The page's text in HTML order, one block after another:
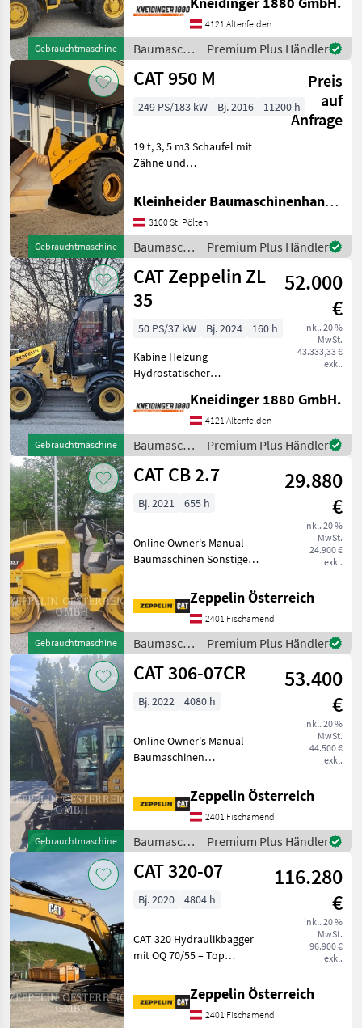
Gebrauchtmaschine
Palettengabel Schaufel 3.
Funktion hydraulische
Geräteverriegelung
Baumaschinen Radlad
4121 Altenfelden
Baumaschinen
/ CAT
Premium Plus Händler
Gebrauchtmaschine
CAT 950 M
Preis
auf
Anfrage
249 PS/183 kW Bj. 2016 11200 h
19 t, 3, 5 m3 Schaufel mit
Zähne und
Command steer. Klima,
Lastdämpfung,
Zentralschmierung, sehr
gepflegter Zustand,
deutsche Straßenzulassung
Baum
Kleinheider Baumaschinenhandel GmbH.
3100 St. Pölten
Baumaschinen
/ CAT
Premium Plus Händler
Gebrauchtmaschine
CAT Zeppelin ZL
35
52.000
€
inkl. 20 %
MwSt.
43.333,33 €
exkl.
50 PS/37 kW Bj. 2024
160 h
Kabine Heizung
Hydrostatischer
Planetenantriebe
Vorderachse: Differenzial,
selbstsperrend (45 %)
Vorder- und Hinterachse in
HD Ausfü
Kneidinger 1880 GmbH.
4121 Altenfelden
Baumaschinen
/ CAT
Premium Plus Händler
Gebrauchtmaschine
CAT CB 2.7
29.880
€
inkl. 20 %
MwSt.
24.900 €
exkl.
Bj. 2021 655 h
Online Owner's Manual
Baumaschinen Sonstige
Zeppelin Österreich
2401 Fischamend
Baumaschinen
/ CAT
Premium Plus Händler
Gebrauchtmaschine
CAT 306-07CR
53.400
€
inkl. 20 %
MwSt.
44.500 €
exkl.
Bj. 2022 4080 h
Online Owner's Manual
Baumaschinen
Zeppelin Österreich
2401 Fischamend
Baumaschinen
/ CAT
Premium Plus Händler
CAT 320-07
116.280
€
inkl. 20 %
MwSt.
96.900 €
exkl.
Bj. 2020 4804 h
CAT 320 Hydraulikbagger
mit OQ 70/55 – Top
verfügbar (English below).
Letzter Service bei 4.619
Betriebsstunden
Zeppelin Österreich
2401 Fischamend